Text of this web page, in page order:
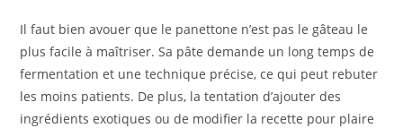
Il faut bien avouer que le panettone n’est pas le gâteau le
plus facile à maîtriser. Sa pâte demande un long temps de
fermentation et une technique précise, ce qui peut rebuter
les moins patients. De plus, la tentation d’ajouter des
ingrédients exotiques ou de modifier la recette pour plaire